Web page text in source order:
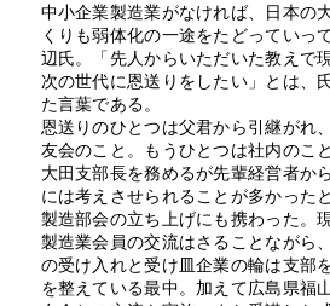
中小企業製造業がなければ、日本の
くりも弱体化の一途をたどっていっ
辺氏。「先人からいただいた教えで
次の世代に恩送りをしたい」とは、
た言葉である。
恩送りのひとつは父君から引継がれ
友会のこと。もうひとつは社内のこ
大田支部長を務めるが先輩経営者か
には考えさせられることが多かった
製造部会の立ち上げにも携わった。
製造業会員の交流はさることながら
の受け入れと受け皿企業の輪は支部
を整えている最中。加えて広島県福